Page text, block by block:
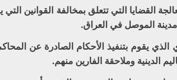
القضايا التي تتعلق بمخالفة القوانين
مدينة الموصل في العراق.
الذي يقوم بتنفيذ الأحكام الصادرة عن
الدينية وملاحقة الفارين منهم.